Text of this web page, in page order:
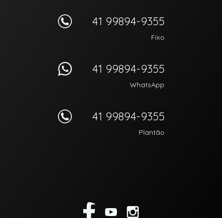
41 99894-9355
Fixo
41 99894-9355
WhatsApp
41 99894-9355
Plantão